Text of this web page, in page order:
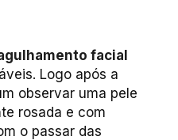
facial
Logo após a
observar uma pele
rosada e com
o passar das